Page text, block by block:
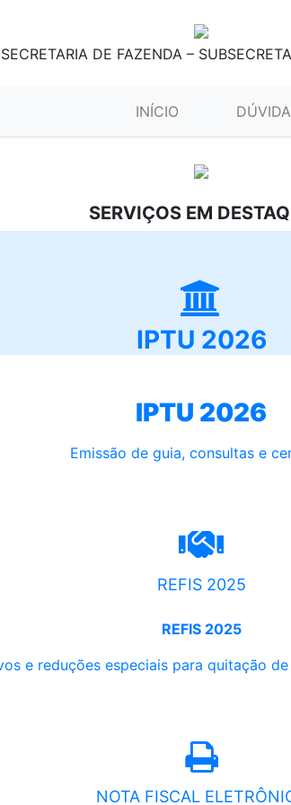
SECRETARIA DE FAZENDA –
INÍCIO (CURRENT)
SERVIÇOS EM
IPTU 2026
IPTU 2026
Emissão de guia, consultas e
REFIS 2025
REFIS 2025
e reduções especiais para quitação
NOTA FISCAL